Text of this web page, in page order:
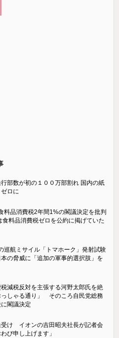
行部数が初の１００万部割れ 国内の紙
ロに
料品消費税2年間1%の閣議決定を批判
料品消費税ゼロを公約に掲げていた
巡航ミサイル「‌トマホーク」発射試験
の脅威に「追加の軍事的選択肢」を
減税反対を主張する河野太郎氏を絶
っしゃる通り」 そのころ自民党総務
閣議決定
受け イオンの吉田昭夫社長が記者会
び申し上げます」